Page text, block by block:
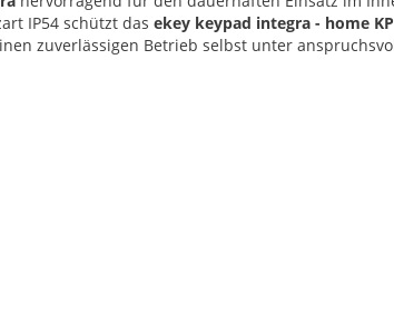
IP54 schützt das ekey keypad integra - home KP
zuverlässigen Betrieb selbst unter